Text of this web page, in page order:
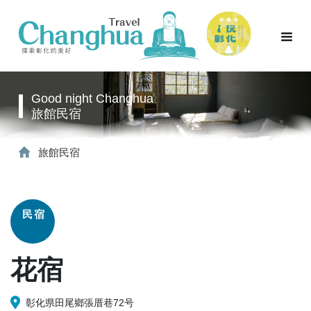
Good night Changhua
旅館民宿
旅館民宿
民宿
花宿
彰化県田尾鄉張厝巷72号